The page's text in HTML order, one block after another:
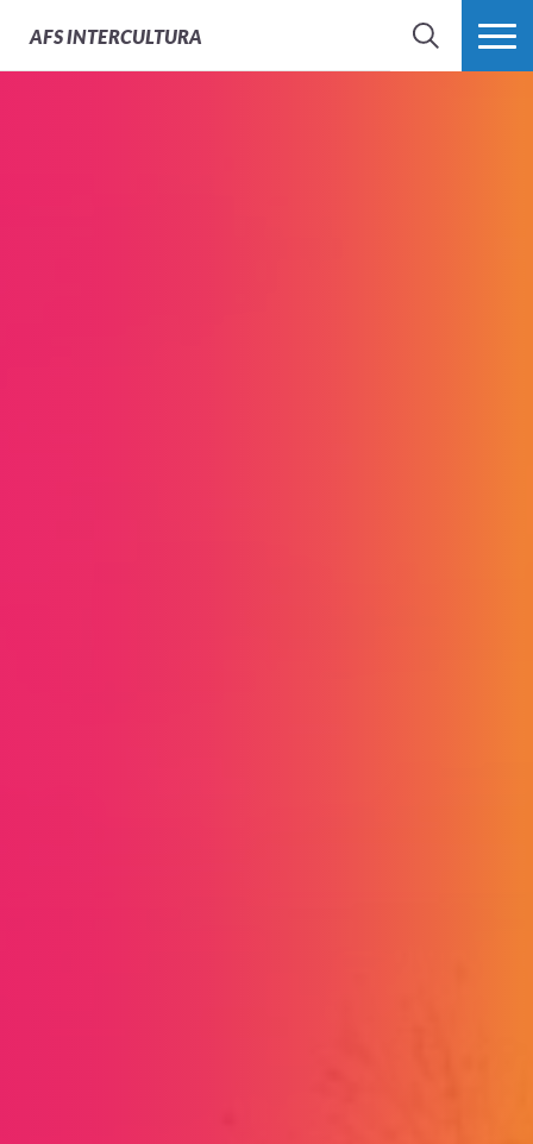
AFSINTERCULTURA
BÚSQUEDA MÁS